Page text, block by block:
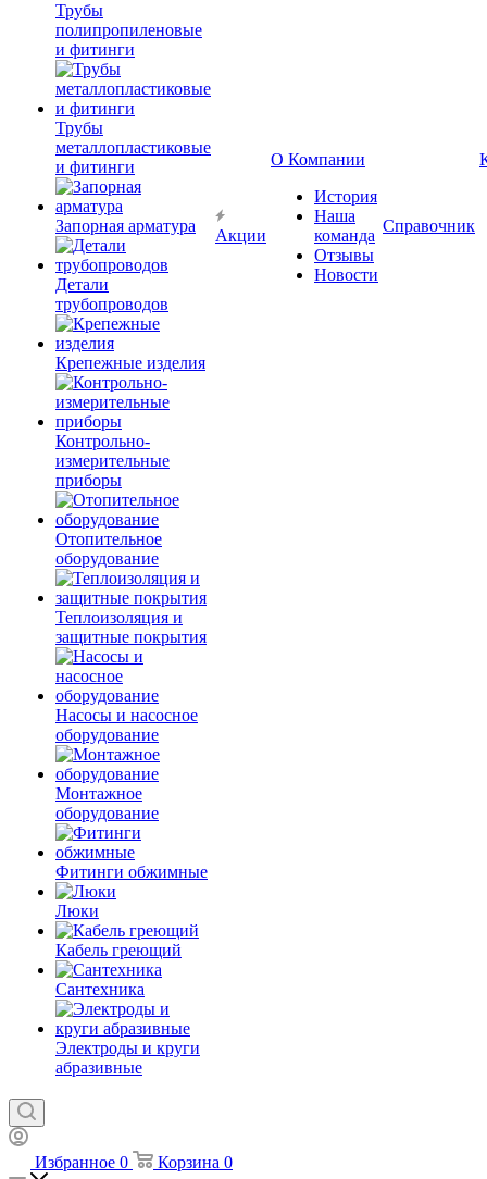
Трубы
полипропиленовые
и фитинги
Трубы
металлопластиковые
и фитинги
Запорная арматура
Детали
трубопроводов
Крепежные изделия
Контрольно-
измерительные
приборы
Отопительное
оборудование
Теплоизоляция и
защитные покрытия
Насосы и насосное
оборудование
Монтажное
оборудование
Фитинги обжимные
Люки
Кабель греющий
Сантехника
Электроды и круги
абразивные
Акции
О Компании
История
Наша
команда
Отзывы
Новости
Справочник
Избранное 0 Корзина 0